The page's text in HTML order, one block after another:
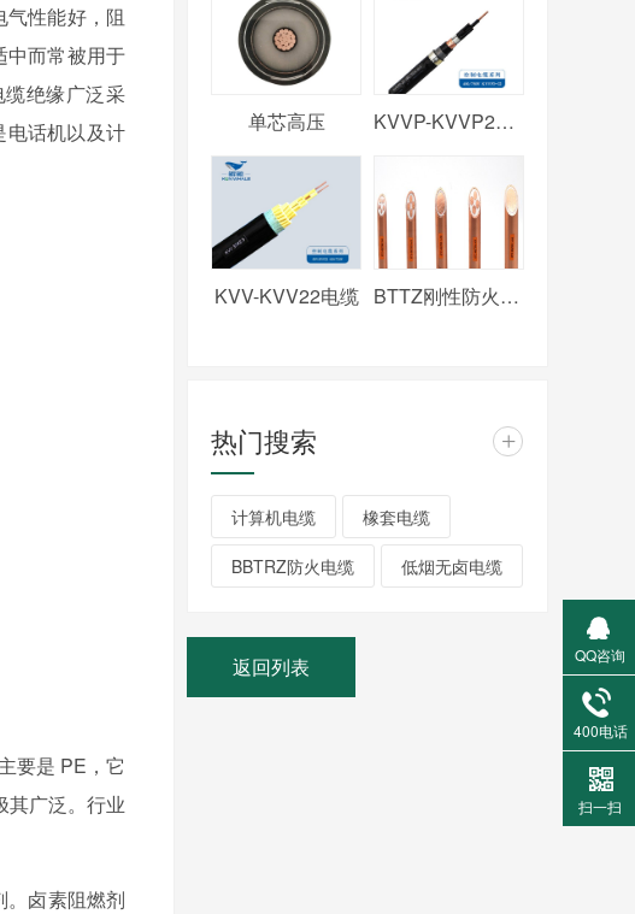
性能好，阻
中而常被用于
绝缘广泛采
电话机以及计
要是 PE，它
其广泛。行业
卤素阻燃剂
单芯高压 KVVP-KVVP2电缆
KVV-KVV22电缆 BTTZ刚性防火电缆
热门搜索 +
计算机电缆 橡套电缆
BBTRZ防火电缆 低烟无卤电缆
返回列表 QQ咨询
400电话
扫一扫